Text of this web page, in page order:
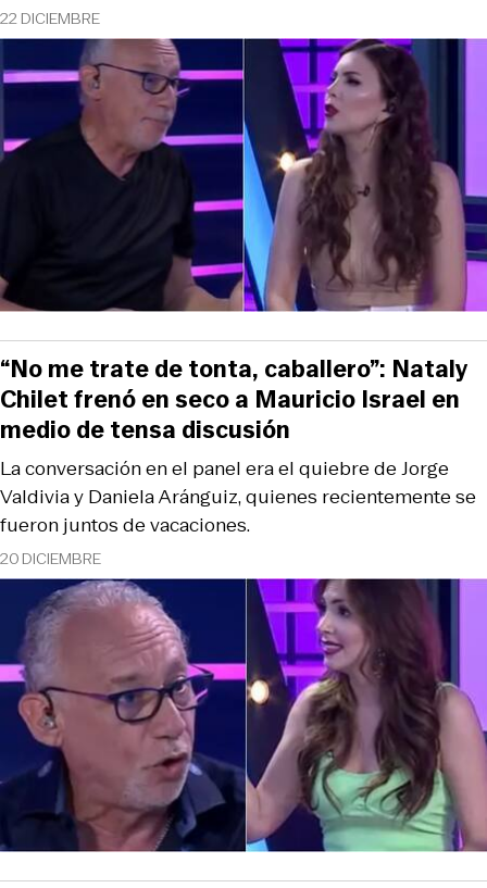
22 DICIEMBRE
20 DICIEMBRE
La conversación en el panel era el quiebre de Jorge
Valdivia y Daniela Aránguiz, quienes recientemente se
fueron juntos de vacaciones.
“No me trate de tonta, caballero”: Nataly
Chilet frenó en seco a Mauricio Israel en
medio de tensa discusión